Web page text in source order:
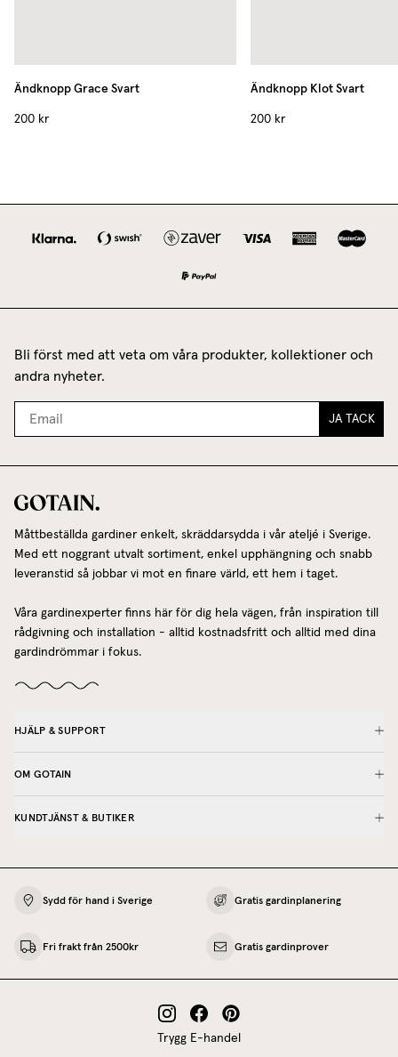
Ändknopp GraceSvart
200 kr
Ändknopp KlotSvart
200 kr
Bli först med att veta om våra produkter, kollektioner och
andra nyheter.
JA TACK
Måttbeställda gardiner enkelt, skräddarsydda i vår ateljé i Sverige.
Med ett noggrant utvalt sortiment, enkel upphängning och snabb
leveranstid så jobbar vi mot en finare värld, ett hem i taget.
Våra gardinexperter finns här för dig hela vägen, från inspiration till
rådgivning och installation - alltid kostnadsfritt och alltid med dina
gardindrömmar i fokus.
HJÄLP & SUPPORT
OM GOTAIN
KUNDTJÄNST & BUTIKER
Sydd för hand i Sverige Gratis gardinplanering
Fri frakt från 2500kr Gratis gardinprover
Trygg E-handel